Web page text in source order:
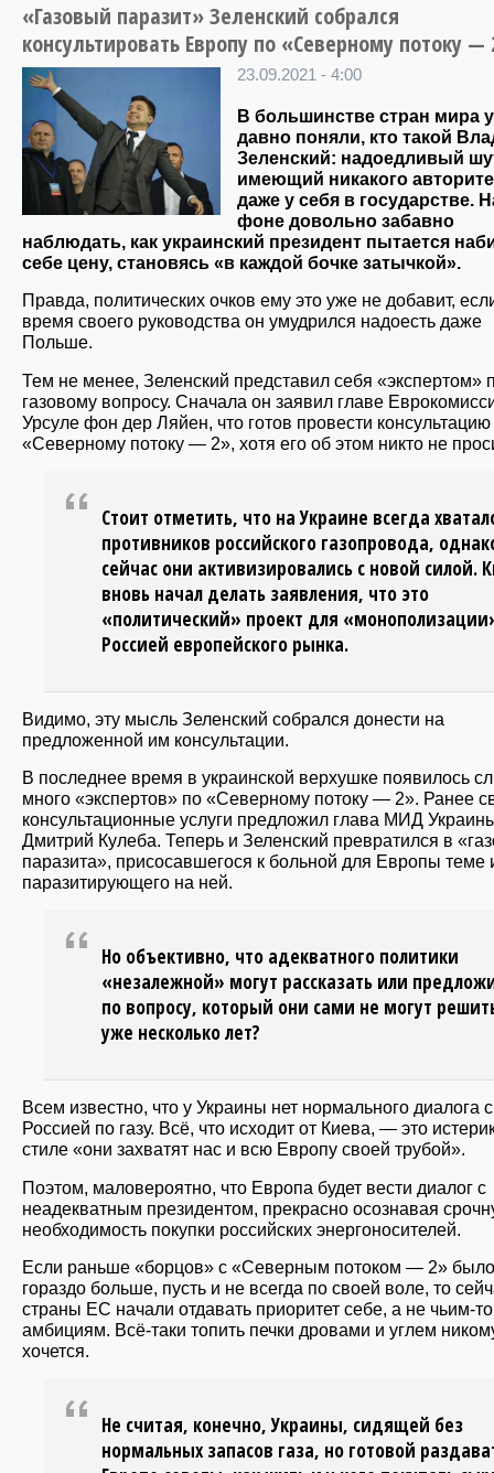
«Газовый паразит» Зеленский собрался
консультировать Европу по «Северному потоку —
23.09.2021 - 4:00
В большинстве стран мира
давно поняли, кто такой
Зеленский: надоедливый
имеющий никакого
даже у себя в государстве.
фоне довольно забавно
наблюдать, как украинский президент пытается
себе цену, становясь «в каждой бочке затычкой».
Правда, политических очков ему это уже не добавит,
время своего руководства он умудрился надоесть даже
Польше.
Тем не менее, Зеленский представил себя «экспертом»
газовому вопросу. Сначала он заявил главе
Урсуле фон дер Ляйен, что готов провести
«Северному потоку — 2», хотя его об этом никто не
Стоит отметить, что на Украине всегда
противников российского газопровода,
сейчас они активизировались с новой силой.
вновь начал делать заявления, что это
«политический» проект для
Россией европейского рынка.
Видимо, эту мысль Зеленский собрался донести на
предложенной им консультации.
В последнее время в украинской верхушке появилось
много «экспертов» по «Северному потоку — 2». Ранее
консультационные услуги предложил глава МИД
Дмитрий Кулеба. Теперь и Зеленский превратился в
паразита», присосавшегося к больной для Европы теме
паразитирующего на ней.
Но объективно, что адекватного политики
«незалежной» могут рассказать или
по вопросу, который они сами не могут
уже несколько лет?
Всем известно, что у Украины нет нормального диалога с
Россией по газу. Всё, что исходит от Киева, — это
стиле «они захватят нас и всю Европу своей трубой».
Поэтом, маловероятно, что Европа будет вести диалог с
неадекватным президентом, прекрасно осознавая
необходимость покупки российских энергоносителей.
Если раньше «борцов» с «Северным потоком — 2» было
гораздо больше, пусть и не всегда по своей воле, то
страны ЕС начали отдавать приоритет себе, а не чьим-то
амбициям. Всё-таки топить печки дровами и углем
хочется.
Не считая, конечно, Украины, сидящей без
нормальных запасов газа, но готовой